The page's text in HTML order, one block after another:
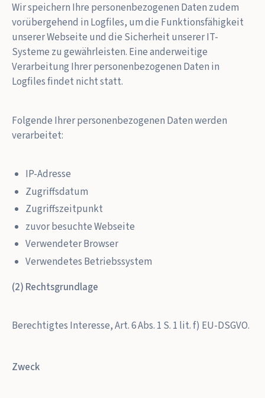
Wir speichern Ihre personenbezogenen Daten zudem
vorübergehend in Logfiles, um die Funktionsfähigkeit
unserer Webseite und die Sicherheit unserer IT-
Systeme zu gewährleisten. Eine anderweitige
Verarbeitung Ihrer personenbezogenen Daten in
Logfiles findet nicht statt.
Folgende Ihrer personenbezogenen Daten werden
verarbeitet:
IP-Adresse
Zugriffsdatum
Zugriffszeitpunkt
zuvor besuchte Webseite
Verwendeter Browser
Verwendetes Betriebssystem
(2) Rechtsgrundlage
Berechtigtes Interesse, Art. 6 Abs. 1 S. 1 lit. f) EU-DSGVO.
Zweck